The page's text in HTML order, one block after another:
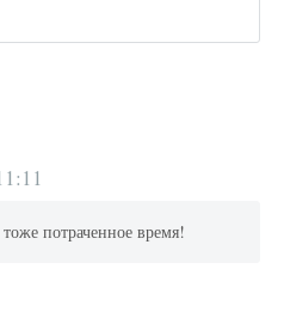
потраченное время!